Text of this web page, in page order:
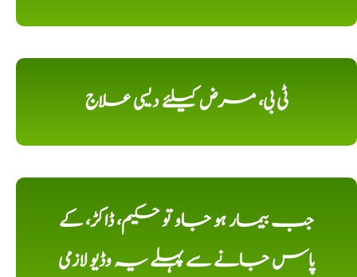
ٹی بی، مرض کیلئے دیسی علاج
جب بیمار ہو جاو تو حکیم، ڈاکڑ، کے
پاس جانے سے پہلے یہ وڈیو لازمی